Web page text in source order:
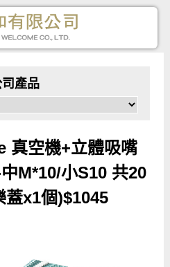
產品
真空機+立體吸嘴
M*10/小S10 共20
蓋x1個)$1045